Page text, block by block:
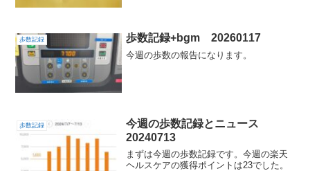
歩数記録 歩数記録+bgm 20260117
今週の歩数の報告になります。
歩数記録
今週の歩数記録とニュース
20240713
まずは今週の歩数記録です。今週の楽天
ヘルスケアの獲得ポイントは23でした。